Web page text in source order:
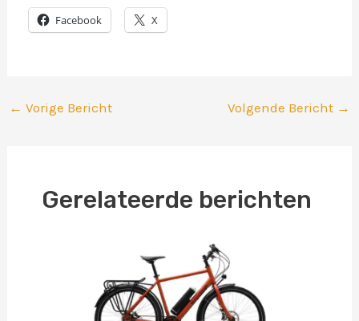
Facebook X
← Vorige Bericht Volgende Bericht →
Gerelateerde berichten